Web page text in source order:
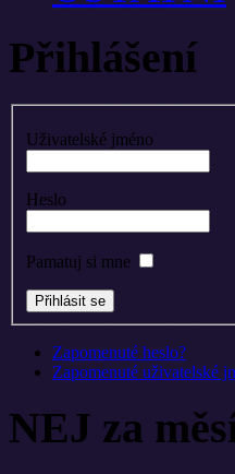
Přihlášení
Uživatelské jméno
Heslo
Pamatuj si mne
Zapomenuté heslo?
Zapomenuté uživatelské
NEJ za